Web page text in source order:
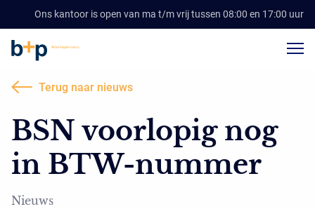
Ons kantoor is open van ma t/m vrij tussen 08:00 en 17:00 uur
Terug naar nieuws
BSN voorlopig nog
in BTW-nummer
Nieuws